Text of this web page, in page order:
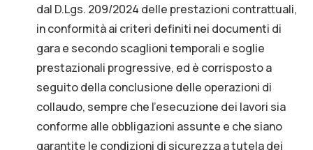
dal D.Lgs. 209/2024 delle prestazioni contrattuali,
in conformità ai criteri definiti nei documenti di
gara e secondo scaglioni temporali e soglie
prestazionali progressive, ed è corrisposto a
seguito della conclusione delle operazioni di
collaudo, sempre che l’esecuzione dei lavori sia
conforme alle obbligazioni assunte e che siano
garantite le condizioni di sicurezza a tutela dei